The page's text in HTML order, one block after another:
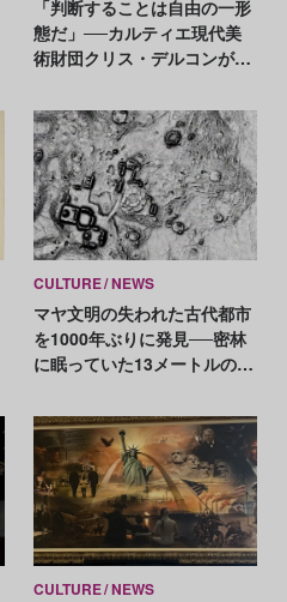
「判断することは自由の一形
態だ」──カルティエ現代美
術財団クリス・デルコンが語
CULTURE NEWS
マヤ文明の失われた古代都市
を1000年ぶりに発見──密林
に眠っていた13メートルのピ
CULTURE NEWS